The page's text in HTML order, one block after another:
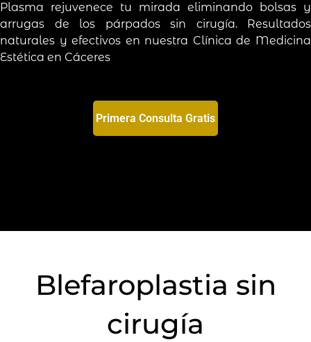
Plasma rejuvenece tu mirada eliminando bolsas y
arrugas de los párpados sin cirugía. Resultados
naturales y efectivos en nuestra Clínica de Medicina
Estética en Cáceres
Primera Consulta Gratis
Primera Consulta Gratis
Blefaroplastia sin
cirugía